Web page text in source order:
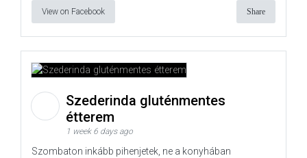
View on Facebook Share
Szederinda gluténmentes
étterem
1 week 6 days ago
Szombaton inkább pihenjetek, ne a konyhában